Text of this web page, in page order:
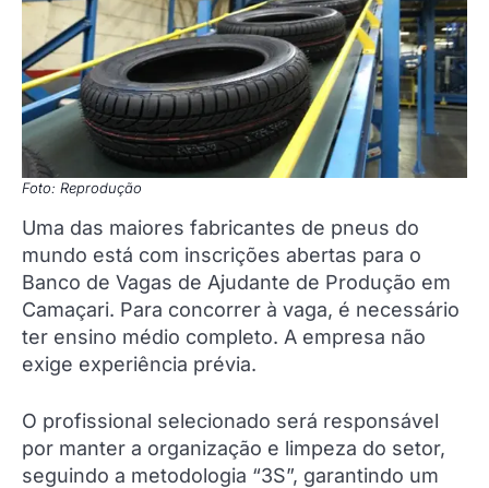
Foto: Reprodução
Uma das maiores fabricantes de pneus do
mundo está com inscrições abertas para o
Banco de Vagas de Ajudante de Produção em
Camaçari. Para concorrer à vaga, é necessário
ter ensino médio completo. A empresa não
exige experiência prévia.
O profissional selecionado será responsável
por manter a organização e limpeza do setor,
seguindo a metodologia “3S”, garantindo um